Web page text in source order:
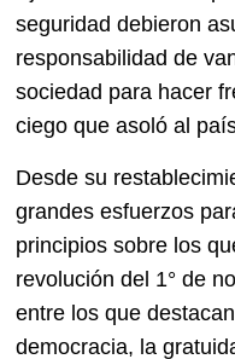
seguridad debieron
responsabilidad de
sociedad para hacer
ciego que asoló al
Desde su
grandes esfuerzos
principios sobre los
revolución del 1° de
entre los que
democracia, la